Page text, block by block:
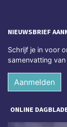
NIEUWSBRIEF
Schrijf je in voor
samenvatting
Aanmelden
ONLINE